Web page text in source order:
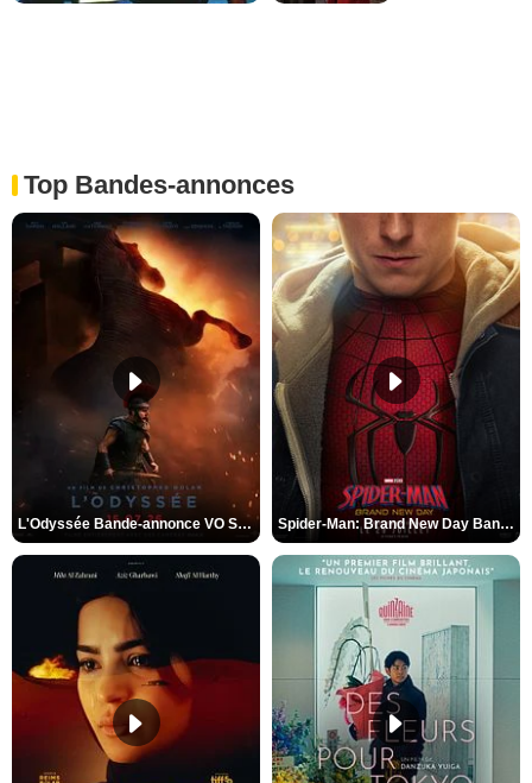
Top Bandes-annonces
L'Odyssée Bande-annonce VO STFR Spider-Man: Brand New Day Bande-annonce VO STFR